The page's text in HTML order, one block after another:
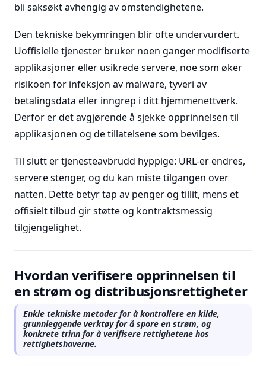
bli saksøkt avhengig av omstendighetene.
Den tekniske bekymringen blir ofte undervurdert.
Uoffisielle tjenester bruker noen ganger modifiserte
applikasjoner eller usikrede servere, noe som øker
risikoen for infeksjon av malware, tyveri av
betalingsdata eller inngrep i ditt hjemmenettverk.
Derfor er det avgjørende å sjekke opprinnelsen til
applikasjonen og de tillatelsene som bevilges.
Til slutt er tjenesteavbrudd hyppige: URL-er endres,
servere stenger, og du kan miste tilgangen over
natten. Dette betyr tap av penger og tillit, mens et
offisielt tilbud gir støtte og kontraktsmessig
tilgjengelighet.
Hvordan verifisere opprinnelsen til
en strøm og distribusjonsrettigheter
Enkle tekniske metoder for å kontrollere en kilde,
grunnleggende verktøy for å spore en strøm, og
konkrete trinn for å verifisere rettighetene hos
rettighetshaverne.